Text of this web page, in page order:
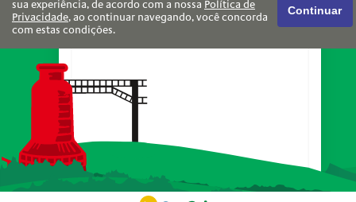
sua experiência, de acordo com a nossa Política de
Privacidade, ao continuar navegando, você concorda
com estas condições.
Continuar